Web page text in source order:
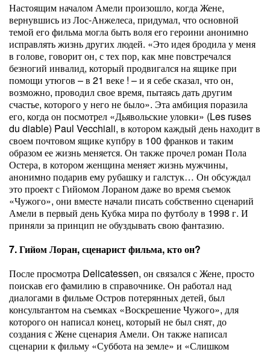
Настоящим началом Амели произошло, когда Жене,
вернувшись из Лос-Анжелеса, придумал, что основной
темой его фильма могла быть воля его героини анонимно
исправлять жизнь других людей. «Это идея бродила у меня
в голове, говорит он, с тех пор, как мне повстречался
безногий инвалид, который продвигался на ящике при
помощи утюгов – в 21 веке ! – и я себе сказал, что он,
возможно, проводил свое время, пытаясь дать другим
счастье, которого у него не было». Эта амбиция поразила
его, когда он посмотрел «Дьявольские уловки» (Les ruses
du diable) Paul Vecchiali, в котором каждый день находит в
своем почтовом ящике купбру в 100 франков и таким
образом ее жизнь меняется. Он также прочел роман Пола
Остера, в котором женщина меняет жизнь мужчины,
анонимно подарив ему рубашку и галстук… Он обсуждал
это проект с Гийомом Лораном даже во время съемок
«Чужого», они вместе начали писать собственно сценарий
Амели в первый день Кубка мира по футболу в 1998 г. И
приняли за принцип не обуздывать свою фантазию.
7. Гийом Лоран, сценарист фильма, кто он?
После просмотра Delicatessen, он связался с Жене, просто
поискав его фамилию в справочнике. Он работал над
диалогами в фильме Остров потерянных детей, был
консультантом на съемках «Воскрешение Чужого», для
которого он написал конец, который не был снят, до
создания с Жене сценария Амели. Он также написал
сценарии к фильму «Суббота на земле» и «Слишком